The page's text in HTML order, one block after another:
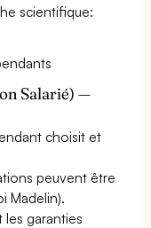
scientifique:
Salarié) —
choisit et
peuvent être
Madelin).
les garanties